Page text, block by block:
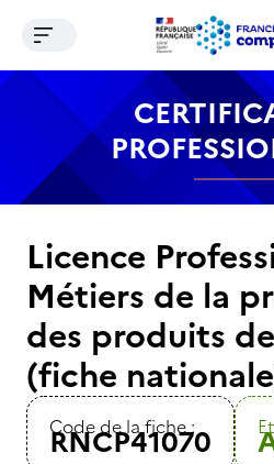
Contenu Recherche
Ouvrir le menu de
Licence
Métiers de la
des produits
(fiche
Code de la fiche :
RNCP41070